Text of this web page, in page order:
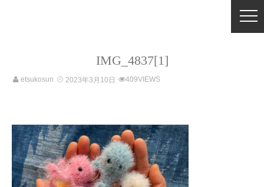
IMG_4837[1]
etsukosun 2023年3月10日 409VIEWS